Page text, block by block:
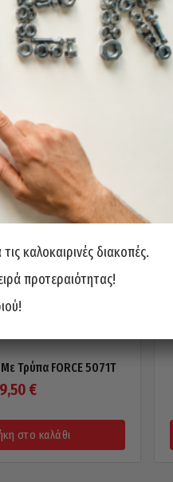
Τρύπα FORCE 5071T
9,50 €
στο καλάθι
καλοκαιρινές διακοπές.
προτεραιότητας!